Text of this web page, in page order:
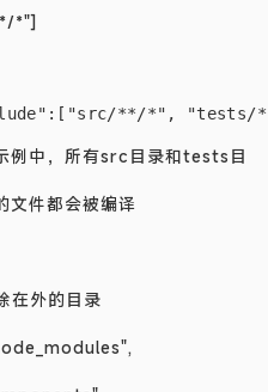
*"]
例中，所有src目录和tests目
文件都会被编译
在外的目录